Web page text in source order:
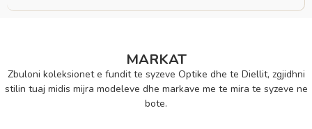
MARKAT
Zbuloni koleksionet e fundit te syzeve Optike dhe te Diellit, zgjidhni
stilin tuaj midis mijra modeleve dhe markave me te mira te syzeve ne
bote.